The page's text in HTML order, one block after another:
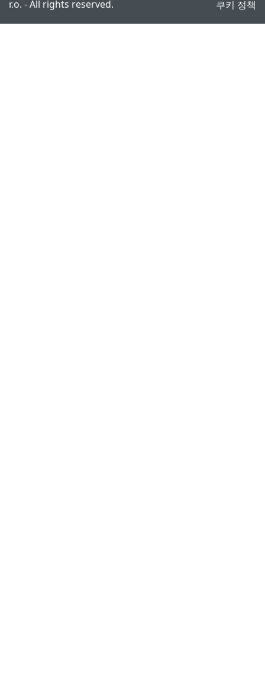
r.o. - All rights reserved.
쿠키 정책